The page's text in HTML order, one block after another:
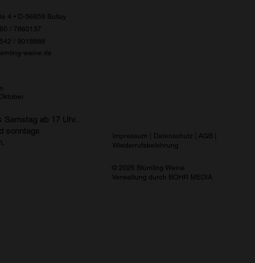
4 • D-56859 Bullay
/ 7860137
/ 9018888
weine.de
Samstag ab 17 Uhr.
sonntags
Impressum Datenschutz AGB
Wiederrufsbelehrung
© 2026 Blümling Weine
Verwaltung durch BOHR MEDIA